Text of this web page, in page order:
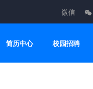
微信
简历中心 校园招聘